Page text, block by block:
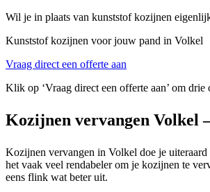
Wil je in plaats van kunststof kozijnen
Kunststof kozijnen voor jouw pand in Volkel
Vraag direct een offerte aan
Klik op ‘Vraag direct een offerte aan’ om
Kozijnen vervangen Volkel
Kozijnen vervangen in Volkel doe je uiteraard
het vaak veel rendabeler om je kozijnen te
eens flink wat beter uit.